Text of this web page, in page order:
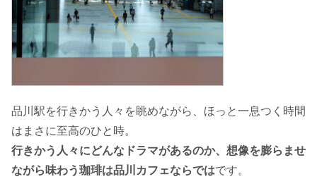
品川駅を行きかう人々を眺めながら、ほっと一息つく時間
はまさに至高のひと時。
行きかう人々にどんなドラマがあるのか、想像を膨らませ
ながら味わう珈琲は品川カフェならではです。